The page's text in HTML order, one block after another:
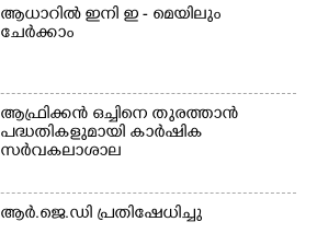
ആധാറിൽ ഇനി ഇ - മെയിലും
ചേർക്കാം
ആഫ്രിക്കൻ ഒച്ചിനെ തുരത്താൻ
പദ്ധതികളുമായി കാർഷിക
സർവകലാശാല
ആർ.ജെ.ഡി പ്രതിഷേധിച്ചു